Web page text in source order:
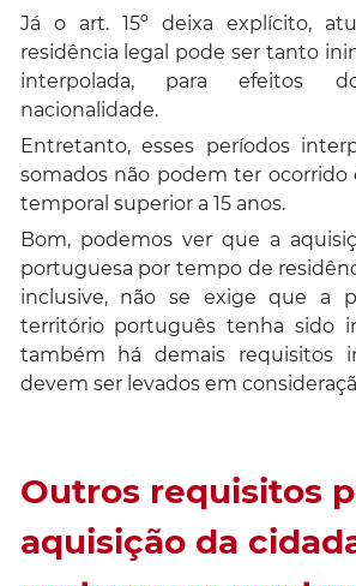
Já o art. 15º deixa explícito,
residência legal pode ser tanto
interpolada, para efeitos
nacionalidade.
Entretanto, esses períodos
somados não podem ter
temporal superior a 15 anos.
Bom, podemos ver que a
portuguesa por tempo de
inclusive, não se exige que a
território português tenha sido
também há demais requisitos
devem ser levados em
Outros requisitos
aquisição da